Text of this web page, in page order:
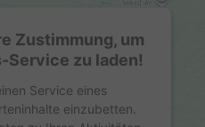
Zustimmung, um
Service zu laden!
Service eines
einzubetten.